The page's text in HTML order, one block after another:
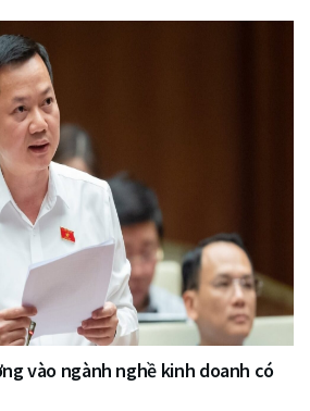
vào ngành nghề kinh doanh có